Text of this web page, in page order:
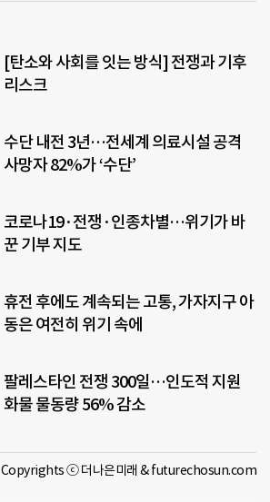
[탄소와 사회를 잇는 방식] 전쟁과 기후
리스크
수단 내전 3년…전세계 의료시설 공격
사망자 82%가 ‘수단’
코로나19·전쟁·인종차별…위기가 바
꾼 기부 지도
휴전 후에도 계속되는 고통, 가자지구 아
동은 여전히 위기 속에
팔레스타인 전쟁 300일…인도적 지원
화물 물동량 56% 감소
Copyrights ⓒ 더나은미래 & futurechosun.com